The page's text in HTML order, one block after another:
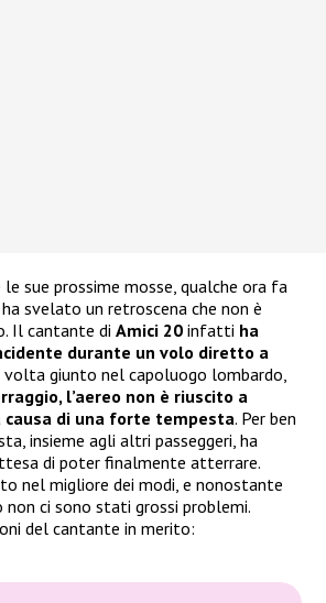
sue prossime mosse, qualche ora fa
ha svelato un retroscena che non è
Il cantante di Amici 20 infatti ha
durante un volo diretto a
volta giunto nel capoluogo lombardo,
l’aereo non è riuscito a
causa di una forte tempesta. Per ben
insieme agli altri passeggeri, ha
di poter finalmente atterrare.
nel migliore dei modi, e nonostante
ci sono stati grossi problemi.
del cantante in merito: